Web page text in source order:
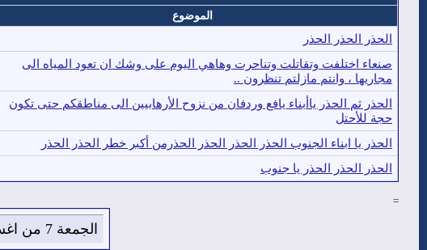
الموضوع
الحذر الحذر الحذر
صنعاء اختلفت وتقاتلت وتناحرت وهاهي اليوم على وشك ان تعود المياه الى
مجاريها ، وانتم مازلتم تنظرون ..
الحذر ثم الحذر ياأبناء يافع وردفان من نزوح الأرهابيين الى مناطقكم حتى تكون
حجة للأحتل
الحذر يا ابناء الجنوب الحذر الحذر الحذر الحذرمن أكبر خطر الحذر الحذر
الحذر الحذر الحذر يا جنوب
=
الجمعة 7 من اغسطس 2026 , الساعة الان 09:03:11 صباحاً.